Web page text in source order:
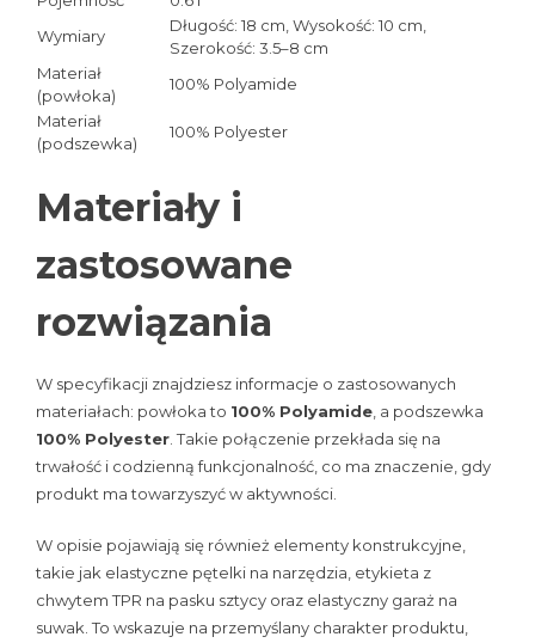
Wymiary
Długość: 18 cm, Wysokość: 10 cm,
Szerokość: 3.5–8 cm
Materiał
(powłoka)
100% Polyamide
Materiał
(podszewka)
100% Polyester
Materiały i
zastosowane
rozwiązania
W specyfikacji znajdziesz informacje o zastosowanych
materiałach: powłoka to 100% Polyamide, a podszewka
100% Polyester. Takie połączenie przekłada się na
trwałość i codzienną funkcjonalność, co ma znaczenie, gdy
produkt ma towarzyszyć w aktywności.
W opisie pojawiają się również elementy konstrukcyjne,
takie jak elastyczne pętelki na narzędzia, etykieta z
chwytem TPR na pasku sztycy oraz elastyczny garaż na
suwak. To wskazuje na przemyślany charakter produktu,